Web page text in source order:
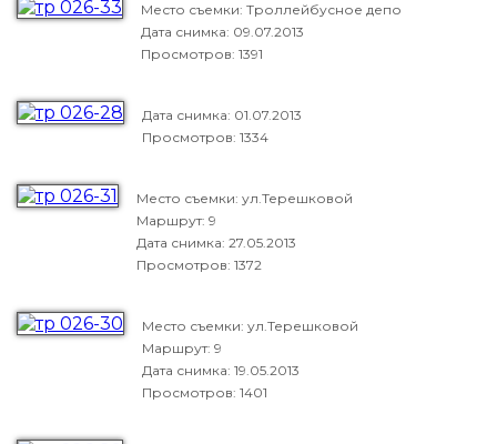
Место съемки: Троллейбусное депо
Дата снимка: 09.07.2013
Просмотров: 1391
Дата снимка: 01.07.2013
Просмотров: 1334
Место съемки: ул.Терешковой
Маршрут: 9
Дата снимка: 27.05.2013
Просмотров: 1372
Место съемки: ул.Терешковой
Маршрут: 9
Дата снимка: 19.05.2013
Просмотров: 1401